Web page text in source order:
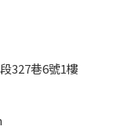
327巷6號1樓